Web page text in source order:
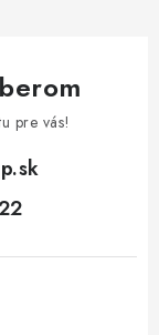
pre vás!